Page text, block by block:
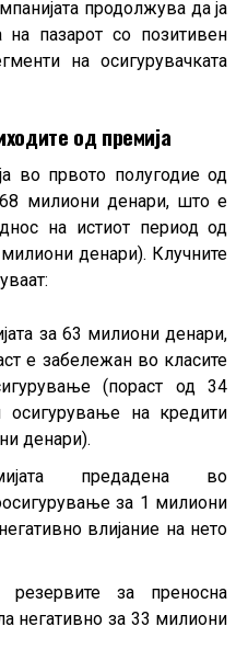
продолжува да ја
на пазарот со позитивен
на осигурувачката
од премија
во првото полугодие од
милиони денари, што е
на истиот период од
денари). Клучните
за 63 милиони денари,
е забележан во класите
(пораст од 34
на кредити
денари).
предадена во
за 1 милиони
влијание на нето
за преносна
негативно за 33 милиони